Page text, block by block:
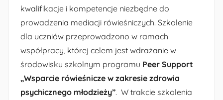
kwalifikacje i kompetencje niezbędne do
prowadzenia mediacji rówieśniczych. Szkolenie
dla uczniów przeprowadzono w ramach
współpracy, której celem jest wdrażanie w
środowisku szkolnym programu Peer Support
„Wsparcie rówieśnicze w zakresie zdrowia
psychicznego młodzieży”. W trakcie szkolenia